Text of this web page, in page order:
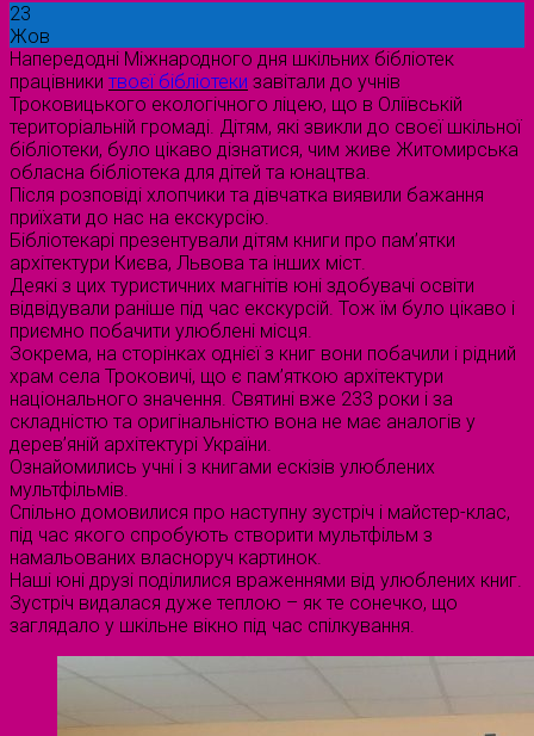
23
Жов
Напередодні Міжнародного дня шкільних бібліотек
працівники твоєї бібліотеки завітали до учнів
Троковицького екологічного ліцею, що в Оліївській
територіальній громаді. Дітям, які звикли до своєї шкільної
бібліотеки, було цікаво дізнатися, чим живе Житомирська
обласна бібліотека для дітей та юнацтва.
Після розповіді хлопчики та дівчатка виявили бажання
приїхати до нас на екскурсію.
Бібліотекарі презентували дітям книги про пам’ятки
архітектури Києва, Львова та інших міст.
Деякі з цих туристичних магнітів юні здобувачі освіти
відвідували раніше під час екскурсій. Тож їм було цікаво і
приємно побачити улюблені місця.
Зокрема, на сторінках однієї з книг вони побачили і рідний
храм села Троковичі, що є пам’яткою архітектури
національного значення. Святині вже 233 роки і за
складністю та оригінальністю вона не має аналогів у
дерев’яній архітектурі України.
Ознайомились учні і з книгами ескізів улюблених
мультфільмів.
Спільно домовилися про наступну зустріч і майстер-клас,
під час якого спробують створити мультфільм з
намальованих власноруч картинок.
Наші юні друзі поділилися враженнями від улюблених книг.
Зустріч видалася дуже теплою – як те сонечко, що
заглядало у шкільне вікно під час спілкування.